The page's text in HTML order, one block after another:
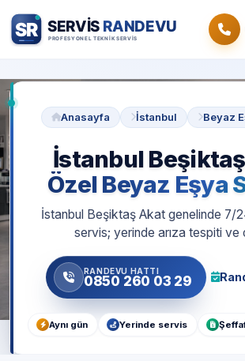
Anasayfa İstanbul Beyaz
İstanbul
Özel Beyaz Eşya
İstanbul Beşiktaş Akat genelinde 7/
servis; yerinde arıza tespiti ve
RANDEVU HATTI
0850 260 03 29
Aynı gün Yerinde servis